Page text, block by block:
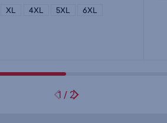
XL 4XL 5XL 6XL
1 / 2